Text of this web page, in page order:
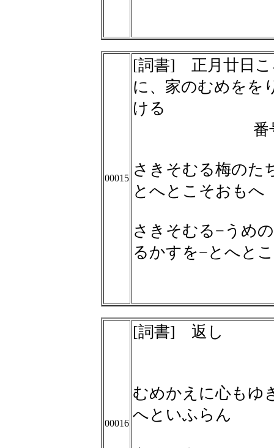
00015
[詞書] 正月廿日こ
に、家のむめをを
ける
さきそむる梅のた
とへとこそおもへ
さきそむる−うめ
るかすを−とへと
00016
[詞書] 返し
むめかえに心もゆ
へといふらん